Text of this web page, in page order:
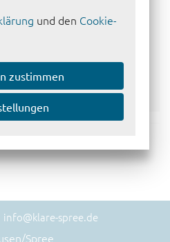
Lohsa II verbessert
info@klare-spree.de
Spree
und den Cookie-
zustimmen